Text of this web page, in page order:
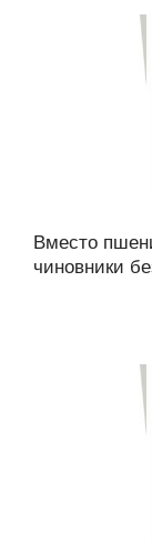
Вместо
чиновники